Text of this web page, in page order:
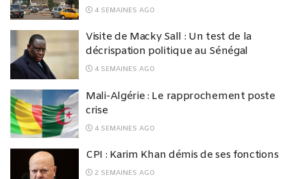
4 SEMAINES AGO
Visite de Macky Sall : Un test de la
décrispation politique au Sénégal
4 SEMAINES AGO
Mali-Algérie : Le rapprochement poste
crise
4 SEMAINES AGO
CPI : Karim Khan démis de ses fonctions
2 SEMAINES AGO